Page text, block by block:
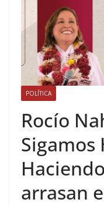
POLÍTICA
Rocío
Sigamos
arrasan